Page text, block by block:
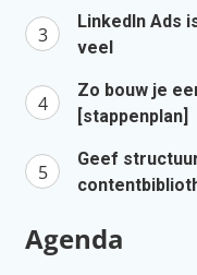
LinkedIn Ads
veel
Zo bouw je
[stappenplan]
Geef
Agenda